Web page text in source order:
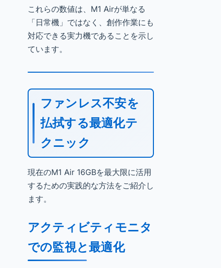
これらの数値は、M1 Airが単なる
「日常機」ではなく、創作作業にも
対応できる実力機であることを示し
ています。
ファンレス不安を
払拭する最適化テ
クニック
現在のM1 Air 16GBを最大限に活用
するための実践的な方法をご紹介し
ます。
アクティビティモニタ
での監視と最適化